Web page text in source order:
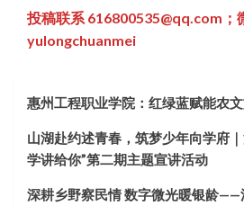
投稿联系 616800535@qq.com；
yulongchuanmei
惠州工程职业学院：红绿蓝赋能农
山湖赴约述青春，筑梦少年向学府
学讲给你”第二期主题宣讲活动
深耕乡野察民情 数字微光暖银龄——